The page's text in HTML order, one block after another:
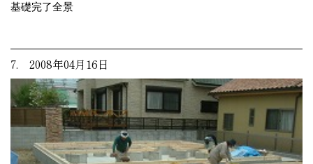
基礎完了全景
7. 2008年04月16日